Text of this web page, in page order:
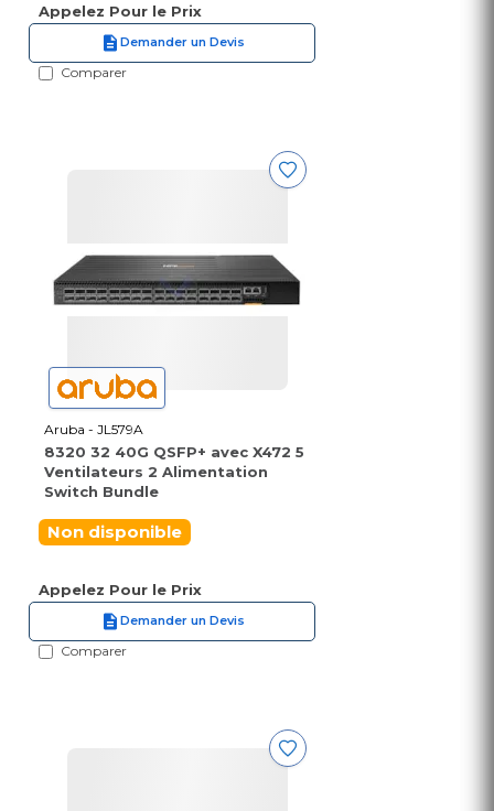
Appelez Pour le Prix
Demander un Devis
Comparer
Aruba - JL579A
8320 32 40G QSFP+ avec X472 5
Ventilateurs 2 Alimentation
Switch Bundle
Non disponible
Appelez Pour le Prix
Demander un Devis
Comparer